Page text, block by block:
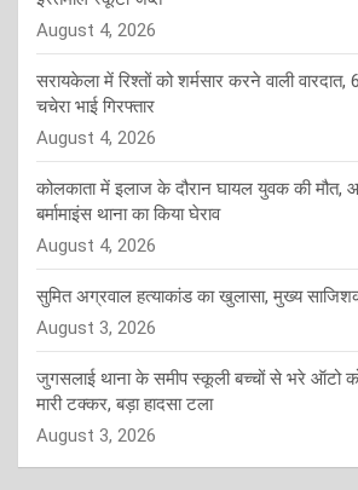
August 4, 2026
सरायकेला में रिश्तों को शर्मसार करने वाली वारदात,
चचेरा भाई गिरफ्तार
August 4, 2026
कोलकाता में इलाज के दौरान घायल युवक की मौत,
बर्मामाइंस थाना का किया घेराव
August 4, 2026
सुमित अग्रवाल हत्याकांड का खुलासा, मुख्य
August 3, 2026
जुगसलाई थाना के समीप स्कूली बच्चों से भरे ऑटो
मारी टक्कर, बड़ा हादसा टला
August 3, 2026